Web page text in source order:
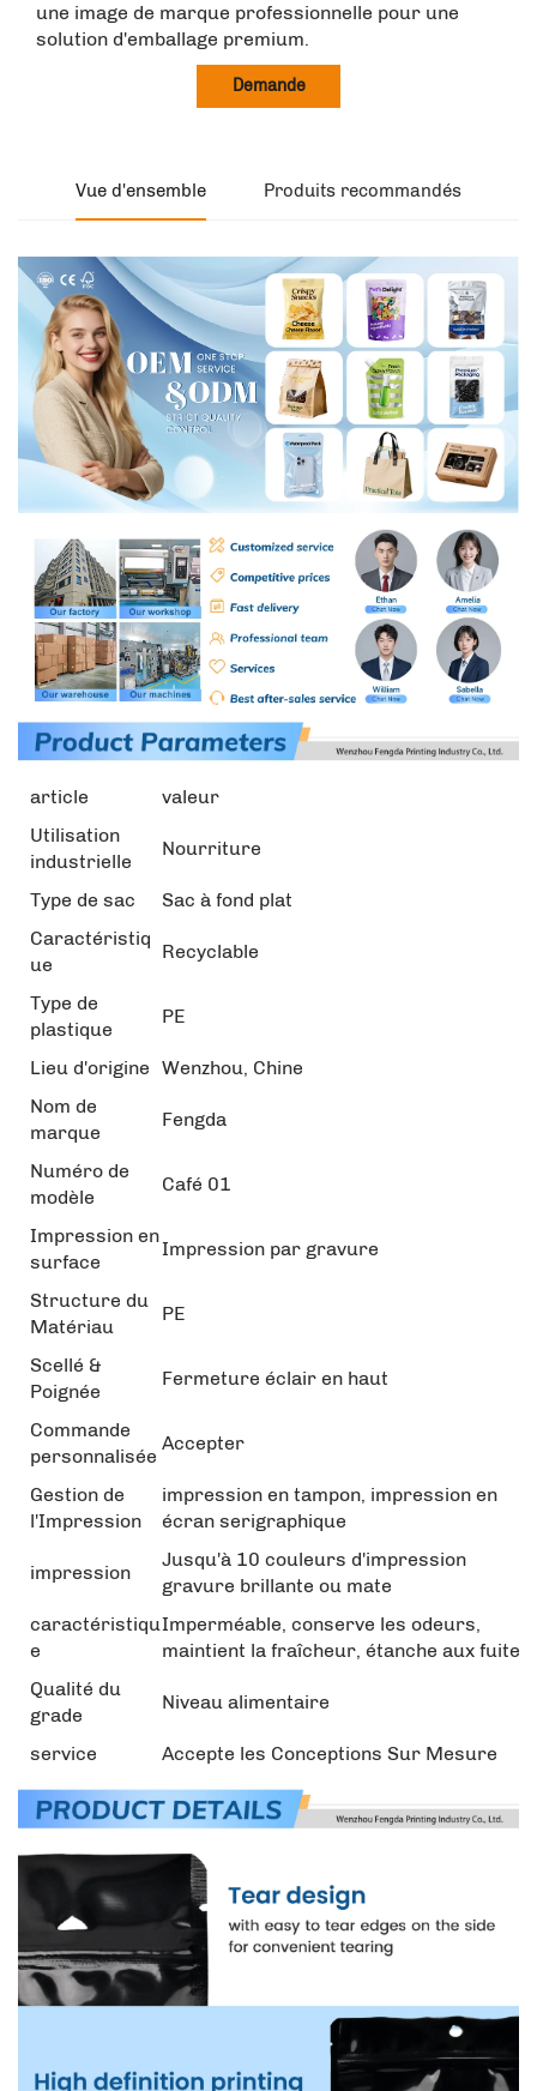
une image de marque professionnelle pour une
solution d'emballage premium.
Demande
Vue d'ensemble Produits recommandés
article
valeur
Utilisation
industrielle
Nourriture
Type de sac
Sac à fond plat
Caractéristiq
ue
Recyclable
Type de
plastique
PE
Lieu d'origine Wenzhou, Chine
Nom de
marque
Fengda
Numéro de
modèle
Café 01
Impression en
surface
Impression par gravure
Structure du
Matériau
PE
Scellé &
Poignée
Fermeture éclair en haut
Commande
personnalisée
Accepter
Gestion de
l'Impression
impression en tampon, impression en
écran serigraphique
impression
Jusqu'à 10 couleurs d'impression
gravure brillante ou mate
caractéristiqu
e
Imperméable, conserve les odeurs,
maintient la fraîcheur, étanche aux fuites
Qualité du
grade
Niveau alimentaire
service Accepte les Conceptions Sur Mesure